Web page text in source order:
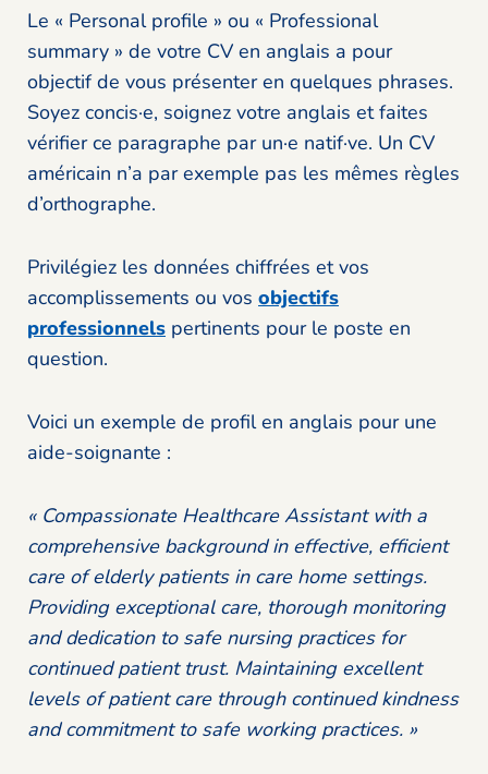
Le « Personal profile » ou « Professional
summary » de votre CV en anglais a pour
objectif de vous présenter en quelques phrases.
Soyez concis·e, soignez votre anglais et faites
vérifier ce paragraphe par un·e natif·ve. Un CV
américain n’a par exemple pas les mêmes règles
d’orthographe.
Privilégiez les données chiffrées et vos
accomplissements ou vos objectifs
professionnels pertinents pour le poste en
question.
Voici un exemple de profil en anglais pour une
aide-soignante :
« Compassionate Healthcare Assistant with a
comprehensive background in effective, efficient
care of elderly patients in care home settings.
Providing exceptional care, thorough monitoring
and dedication to safe nursing practices for
continued patient trust. Maintaining excellent
levels of patient care through continued kindness
and commitment to safe working practices. »